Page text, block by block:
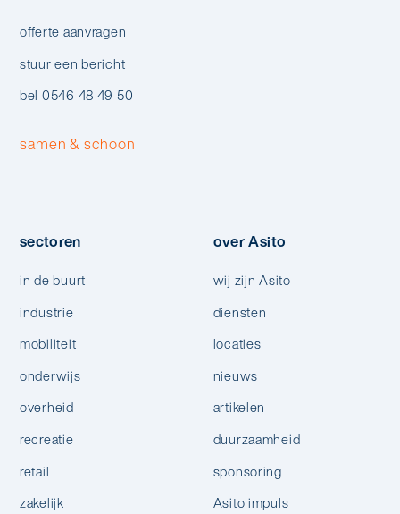
offerte aanvragen
stuur een bericht
bel 0546 48 49 50
samen & schoon
sectoren
in de buurt
industrie
mobiliteit
onderwijs
overheid
recreatie
retail
zakelijk
over Asito
wij zijn Asito
diensten
locaties
nieuws
artikelen
duurzaamheid
sponsoring
Asito impuls